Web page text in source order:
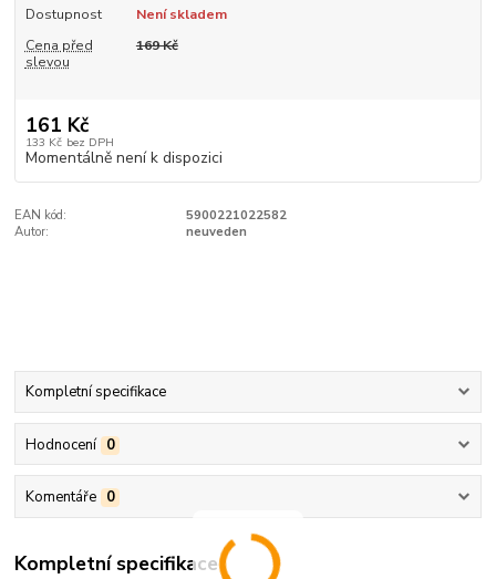
Dostupnost
Není skladem
Cena před
slevou
169 Kč
161 Kč
133 Kč bez DPH
Momentálně není k dispozici
EAN kód:
5900221022582
Autor:
neuveden
Kompletní specifikace
Hodnocení 0
Komentáře 0
Kompletní specifikace